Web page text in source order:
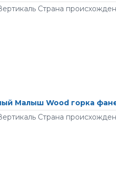
Страна
Малыш Wood горка
Страна